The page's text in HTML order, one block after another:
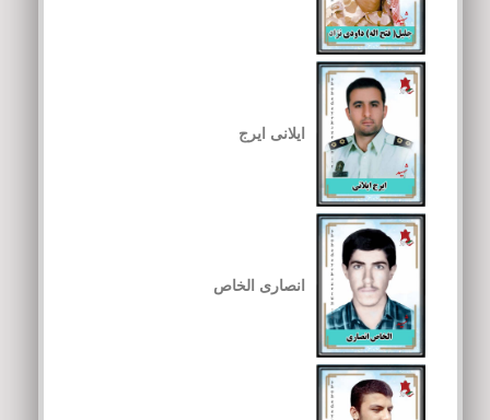
ایلانی ایرج
انصاری الخاص